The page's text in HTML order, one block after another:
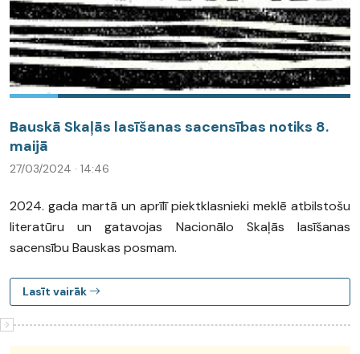
Bauskā Skaļās lasīšanas sacensības notiks 8.
maijā
27/03/2024 · 14:46
2024. gada martā un aprīlī piektklasnieki meklē atbilstošu
literatūru un gatavojas Nacionālo Skaļās lasīšanas
sacensību Bauskas posmam.
Lasīt vairāk